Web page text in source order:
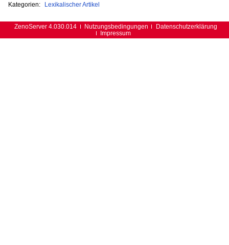
Kategorien:
Lexikalischer Artikel
ZenoServer 4.030.014 Nutzungsbedingungen
Datenschutzerklärung
Impressum